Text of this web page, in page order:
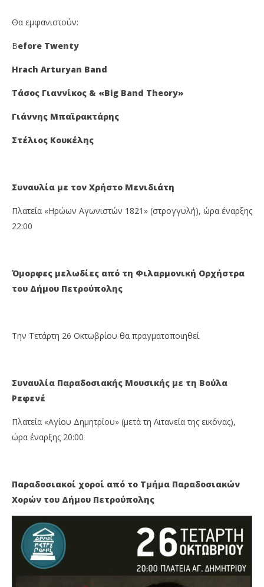
Θα εμφανιστούν:
Before Twenty
Hrach Arturyan Band
Τάσος Γιαννίκος & «Big Band Theory»
Γιάννης Μπαϊρακτάρης
Στέλιος Κουκέλης
Συναυλία με τον Χρήστο Μενιδιάτη
Πλατεία «Ηρώων Αγωνιστών 1821» (στρογγυλή), ώρα έναρξης
22:00
Όμορφες μελωδίες από τη Φιλαρμονική Ορχήστρα
του Δήμου Πετρούπολης
Την Τετάρτη 26 Οκτωβρίου θα πραγματοποιηθεί
Συναυλία Παραδοσιακής Μουσικής με τη Βούλα
Ρεφενέ
Πλατεία «Αγίου Δημητρίου» (μετά τη Λιτανεία της εικόνας),
ώρα έναρξης 20:00
Παραδοσιακοί χοροί από το Τμήμα Παραδοσιακών
Χορών του Δήμου Πετρούπολης